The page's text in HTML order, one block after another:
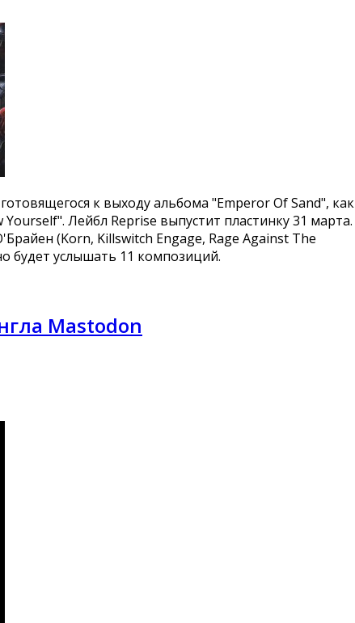
готовящегося к выходу альбома "Emperor Of Sand", как
Лейбл Reprise выпустит пластинку 31 марта.
(Korn, Killswitch Engage, Rage Against The
будет услышать 11 композиций.
Mastodon